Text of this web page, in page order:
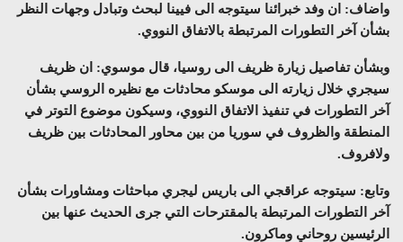
واضاف: ان وفد خبرائنا سيتوجه الى فيينا لبحث وتبادل وجهات النظر
بشأن آخر التطورات المرتبطة بالاتفاق النووي.
وبشأن تفاصيل زيارة ظريف الى روسيا، قال موسوي: ان ظريف
سيجري خلال زيارته الى موسكو محادثات مع نظيره الروسي بشأن
آخر التطورات في تنفيذ الاتفاق النووي، وسيكون موضوع التوتر في
المنطقة والظروف في سوريا من بين محاور المحادثات بين ظريف
ولافروف.
وتابع: سيتوجه عراقجي الى باريس ليجري مباحثات ومشاورات بشأن
آخر التطورات المرتبطة بالمقترحات التي جرى الحديث عنها بين
الرئيسين روحاني وماكرون.